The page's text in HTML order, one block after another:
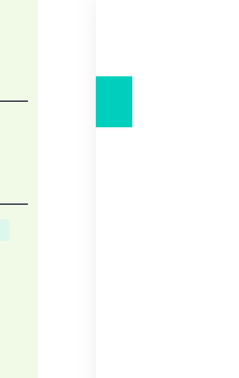
Teks
Segala
Di
dapat
Berikut